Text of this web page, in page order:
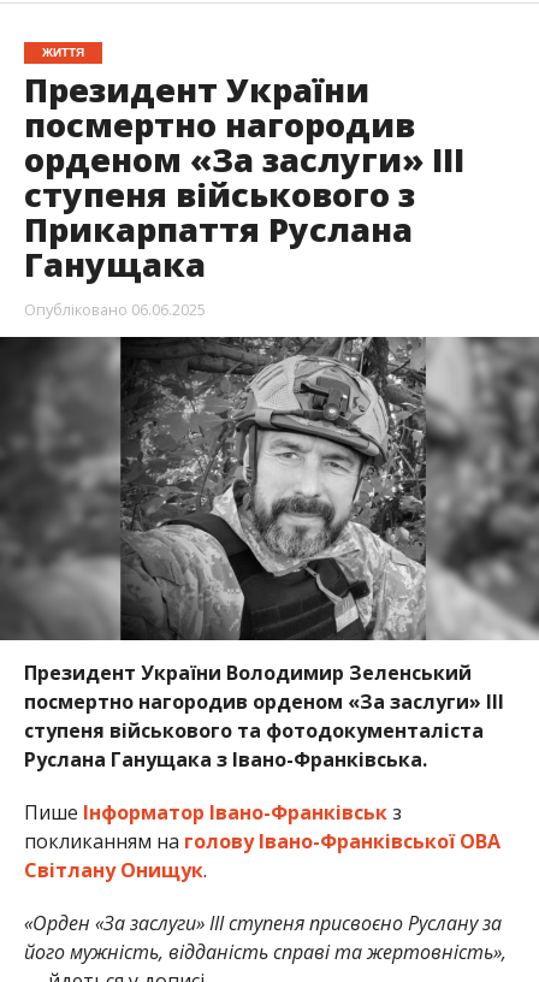
ЖИТТЯ
Президент України
посмертно нагородив
орденом «За заслуги» ІІІ
ступеня військового з
Прикарпаття Руслана
Ганущака
Опубліковано 06.06.2025
Президент України Володимир Зеленський
посмертно нагородив орденом «За заслуги» ІІІ
ступеня військового та фотодокументаліста
Руслана Ганущака з Івано-Франківська.
Пише Інформатор Івано-Франківськз
покликанням на голову Івано-Франківської ОВА
Світлану Онищук.
«Орден «За заслуги» ІІІ ступеня присвоєно Руслану за
його мужність, відданість справі та жертовність»,